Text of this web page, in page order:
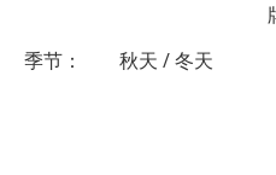
季节：
秋天 / 冬天